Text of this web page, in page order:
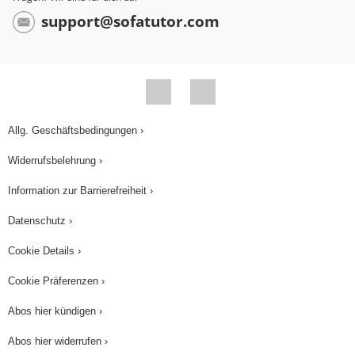
Reaktionsenthalpie, können wir ein paar
Gleichgewichtes, schreitet die Reaktion nicht
mehr weiter voran. Und deshalb muss gelten:
selbst, gilt DeltaG=0.
Man kann das auch anhand eines Diagramms
veranschaulichen. Sagen wir mal, wir haben eine
support@sofatutor.com
Allg. Geschäftsbedingungen ›
Widerrufsbelehrung ›
Information zur Barrierefreiheit ›
Datenschutz ›
Cookie Details ›
Cookie Präferenzen ›
Abos hier kündigen ›
Abos hier widerrufen ›